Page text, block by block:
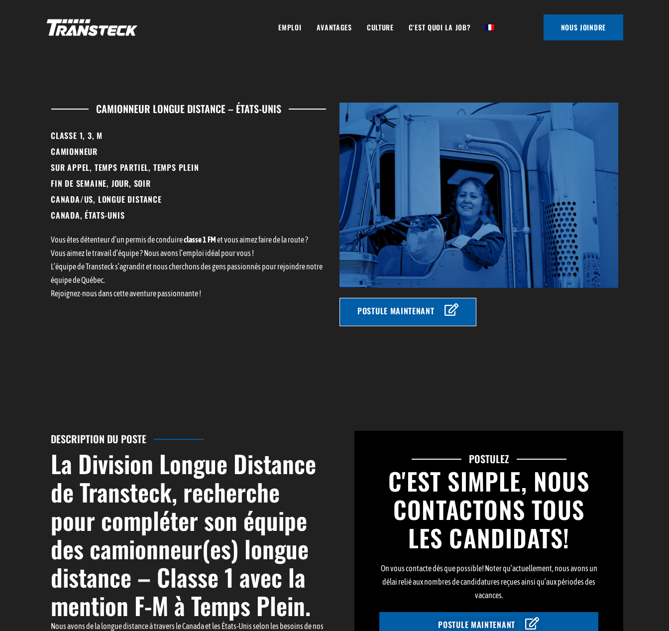
EMPLOI AVANTAGES CULTURE C’EST QUOI LA JOB? NOUS JOINDRE
CAMIONNEUR LONGUE DISTANCE – ÉTATS-UNIS
CLASSE 1, 3, M
CAMIONNEUR
SUR APPEL, TEMPS PARTIEL, TEMPS PLEIN
FIN DE SEMAINE, JOUR, SOIR
CANADA/US, LONGUE DISTANCE
CANADA, ÉTATS-UNIS
Vous êtes détenteur d’un permis de conduireclasse 1 FMet vous aimez faire de la route ?
Vous aimez le travail d’équipe ? Nous avons l’emploi idéal pour vous !
L’équipe de Transteck s’agrandit et nous cherchons des gens passionnés pour rejoindre notre
équipe de Québec.
Rejoignez-nous dans cette aventure passionnante !
POSTULE MAINTENANT
DESCRIPTION DU POSTE
La Division Longue Distance
de Transteck, recherche
pour compléter son équipe
des camionneur(es) longue
distance – Classe 1 avec la
mention F-M à Temps Plein.
Nous avons de la longue distance à travers le Canada et les États-Unis selon les besoins de nos
POSTULEZ
C'EST SIMPLE, NOUS
CONTACTONS TOUS
LES CANDIDATS!
On vous contacte dès que possible! Noter qu’actuellement, nous avons un
délai relié aux nombres de candidatures reçues ainsi qu’aux périodes des
vacances.
POSTULE MAINTENANT